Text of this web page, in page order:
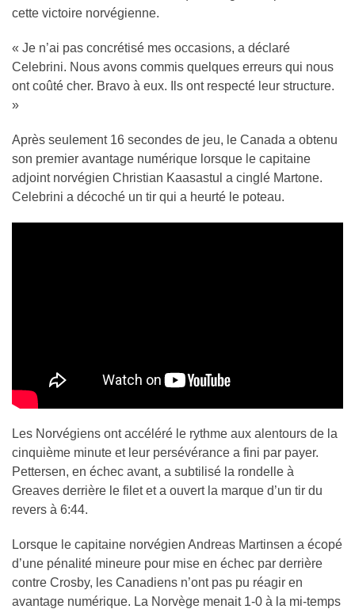
cette victoire norvégienne.
« Je n’ai pas concrétisé mes occasions, a déclaré
Celebrini. Nous avons commis quelques erreurs qui nous
ont coûté cher. Bravo à eux. Ils ont respecté leur structure.
»
Après seulement 16 secondes de jeu, le Canada a obtenu
son premier avantage numérique lorsque le capitaine
adjoint norvégien Christian Kaasastul a cinglé Martone.
Celebrini a décoché un tir qui a heurté le poteau.
Les Norvégiens ont accéléré le rythme aux alentours de la
cinquième minute et leur persévérance a fini par payer.
Pettersen, en échec avant, a subtilisé la rondelle à
Greaves derrière le filet et a ouvert la marque d’un tir du
revers à 6:44.
Lorsque le capitaine norvégien Andreas Martinsen a écopé
d’une pénalité mineure pour mise en échec par derrière
contre Crosby, les Canadiens n’ont pas pu réagir en
avantage numérique. La Norvège menait 1-0 à la mi-temps